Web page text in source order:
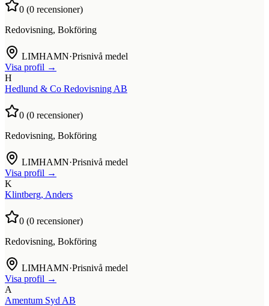
0 (0 recensioner)
Redovisning, Bokföring
LIMHAMN·Prisnivå medel
Visa profil →
H
Hedlund & Co Redovisning AB
0 (0 recensioner)
Redovisning, Bokföring
LIMHAMN·Prisnivå medel
Visa profil →
K
Klintberg, Anders
0 (0 recensioner)
Redovisning, Bokföring
LIMHAMN·Prisnivå medel
Visa profil →
A
Amentum Syd AB